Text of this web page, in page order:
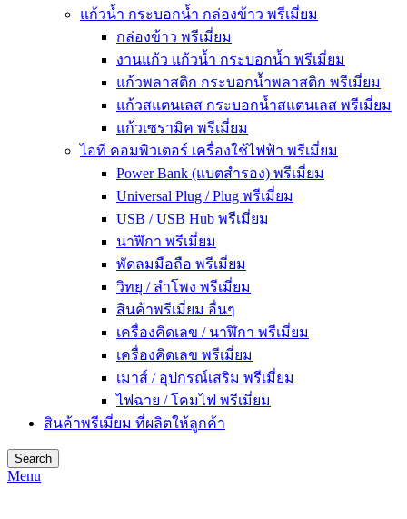
แก้วน้ำ กระบอกน้ำ กล่องข้าว พรีเมี่ยม
กล่องข้าว พรีเมี่ยม
งานแก้ว แก้วน้ำ กระบอกน้ำ พรีเมี่ยม
แก้วพลาสติก กระบอกน้ำพลาสติก พรีเมี่ยม
แก้วสแตนเลส กระบอกน้ำสแตนเลส พรีเมี่ยม
แก้วเซรามิค พรีเมี่ยม
ไอที คอมพิวเตอร์ เครื่องใช้ไฟฟ้า พรีเมี่ยม
Power Bank (แบตสำรอง) พรีเมี่ยม
Universal Plug / Plug พรีเมี่ยม
USB / USB Hub พรีเมี่ยม
นาฬิกา พรีเมี่ยม
พัดลมมือถือ พรีเมี่ยม
วิทยุ / ลำโพง พรีเมี่ยม
สินค้าพรีเมี่ยม อื่นๆ
เครื่องคิดเลข / นาฬิกา พรีเมี่ยม
เครื่องคิดเลข พรีเมี่ยม
เมาส์ / อุปกรณ์เสริม พรีเมี่ยม
ไฟฉาย / โคมไฟ พรีเมี่ยม
สินค้าพรีเมี่ยม ที่ผลิตให้ลูกค้า
Search
Menu